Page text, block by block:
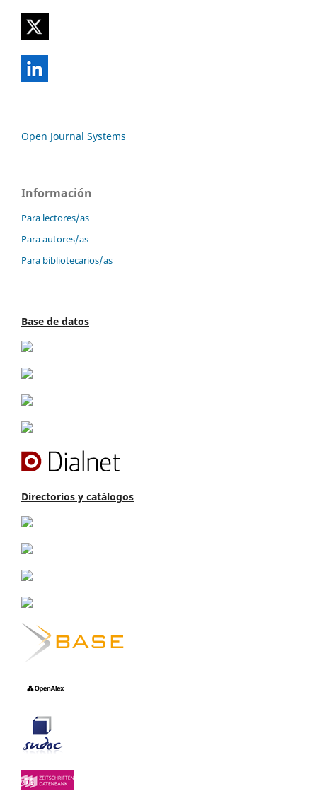
Open Journal Systems
Información
Para lectores/as
Para autores/as
Para bibliotecarios/as
Base de datos
Directorios y catálogos